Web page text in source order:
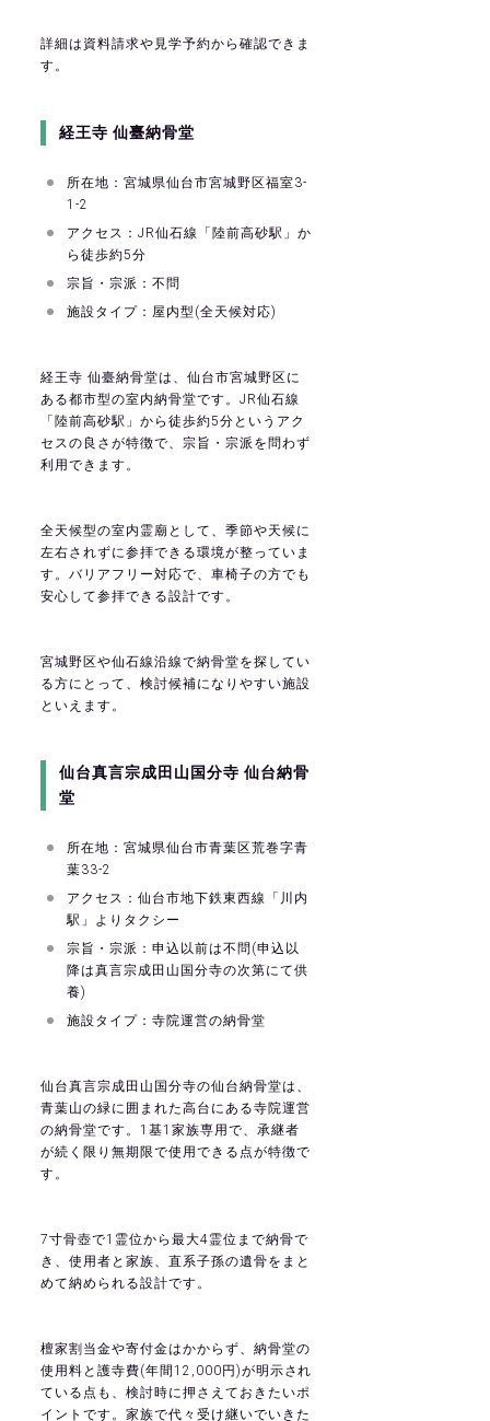
詳細は 資料請求や 見学予約から確認できま
す。
経王寺 仙臺納骨堂
所在地：宮城県仙台市宮城野区福室3-
1-2
アクセス：JR仙石線「陸前高砂駅」か
ら徒歩約5分
宗旨・宗派：不問
施設タイプ：屋内型(全天候対応)
経王寺 仙臺納骨堂は、仙台市宮城野区に
ある都市型の室内納骨堂です。JR仙石線
「陸前高砂駅」から徒歩約5分というアク
セスの良さが特徴で、宗旨・宗派を問わず
利用できます。
全天候型の室内霊廟として、季節や天候に
左右されずに参拝できる環境が整っていま
す。バリアフリー対応で、車椅子の方でも
安心して参拝できる設計です。
宮城野区や仙石線沿線で納骨堂を探してい
る方にとって、検討候補になりやすい施設
といえます。
仙台真言宗成田山国分寺 仙台納骨
堂
所在地：宮城県仙台市青葉区荒巻字青
葉33-2
アクセス：仙台市地下鉄東西線「川内
駅」よりタクシー
宗旨・宗派：申込以前は不問(申込以
降は真言宗成田山国分寺の次第にて供
養)
施設タイプ：寺院運営の納骨堂
仙台真言宗成田山国分寺の仙台納骨堂は、
青葉山の緑に囲まれた高台にある寺院運営
の納骨堂です。1基1家族専用で、承継者
が続く限り無期限で使用できる点が特徴で
す。
7寸骨壺で1霊位から最大4霊位まで納骨で
き、使用者と家族、直系子孫の遺骨をまと
めて納められる設計です。
檀家割当金や寄付金はかからず、納骨堂の
使用料と護寺費(年間12,000円)が明示され
ている点も、検討時に押さえておきたいポ
イントです。家族で代々受け継いでいきた